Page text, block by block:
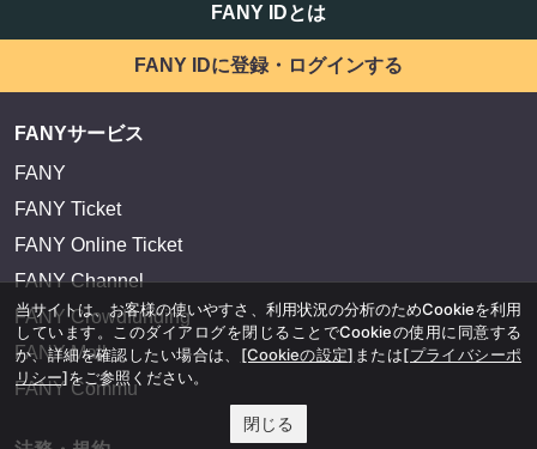
FANY IDとは
FANY IDに登録・ログインする
FANYサービス
FANY
FANY Ticket
FANY Online Ticket
FANY Channel
FANY Crowdfunding
FANY Mall
FANY Commu
当サイトは、お客様の使いやすさ、利用状況の分析のためCookieを利用
しています。このダイアログを閉じることでCookieの使用に同意する
か、詳細を確認したい場合は、 [Cookieの設定] または[プライバシーポ
リシー]をご参照ください。
閉じる